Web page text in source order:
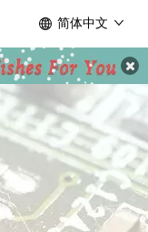
简体中文